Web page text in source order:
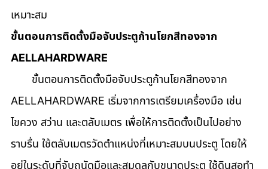
เหมาะสม
ขั้นตอนการติดตั้งมือจับประตูก้านโยกสีทองจาก
AELLAHARDWARE
AELLAHARDWARE เริ่มจากการเตรียมเครื่องมือ เช่น
ไขควง สว่าน และตลับเมตร เพื่อให้การติดตั้งเป็นไปอย่าง
ราบรื่น ใช้ตลับเมตรวัดตำแหน่งที่เหมาะสมบนประตู โดยให้
อยู่ในระดับที่จับถนัดมือและสมดุลกับขนาดประตู ใช้ดินสอทำ